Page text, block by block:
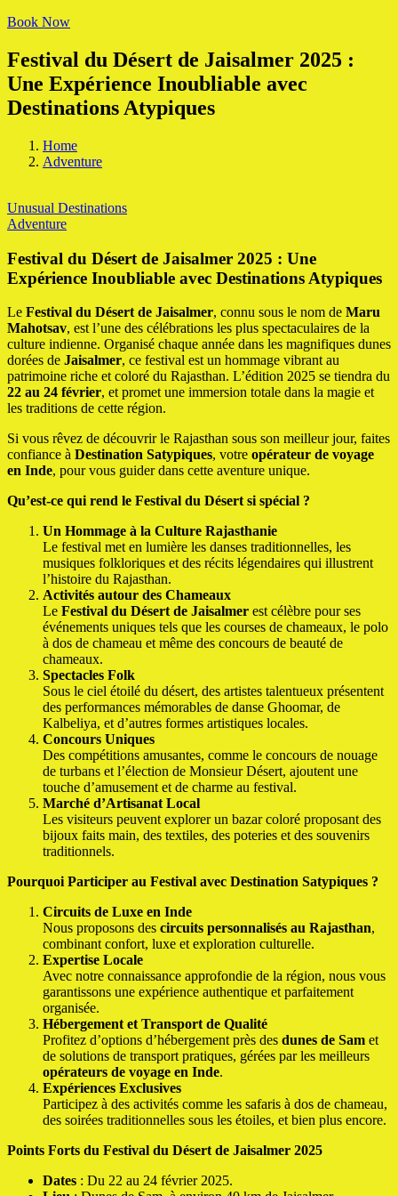
Book Now
Festival du Désert de Jaisalmer 2025 :
Une Expérience Inoubliable avec
Destinations Atypiques
Home
Adventure
Unusual Destinations
Adventure
Festival du Désert de Jaisalmer 2025 : Une
Expérience Inoubliable avec Destinations Atypiques
Le Festival du Désert de Jaisalmer, connu sous le nom de Maru
Mahotsav, est l’une des célébrations les plus spectaculaires de la
culture indienne. Organisé chaque année dans les magnifiques dunes
dorées de Jaisalmer, ce festival est un hommage vibrant au
patrimoine riche et coloré du Rajasthan. L’édition 2025 se tiendra du
22 au 24 février, et promet une immersion totale dans la magie et
les traditions de cette région.
Si vous rêvez de découvrir le Rajasthan sous son meilleur jour, faites
confiance à Destination Satypiques, votre opérateur de voyage
en Inde, pour vous guider dans cette aventure unique.
Qu’est-ce qui rend le Festival du Désert si spécial ?
Un Hommage à la Culture Rajasthanie
Le festival met en lumière les danses traditionnelles, les
musiques folkloriques et des récits légendaires qui illustrent
l’histoire du Rajasthan.
Activités autour des Chameaux
Le Festival du Désert de Jaisalmer est célèbre pour ses
événements uniques tels que les courses de chameaux, le polo
à dos de chameau et même des concours de beauté de
chameaux.
Spectacles Folk
Sous le ciel étoilé du désert, des artistes talentueux présentent
des performances mémorables de danse Ghoomar, de
Kalbeliya, et d’autres formes artistiques locales.
Concours Uniques
Des compétitions amusantes, comme le concours de nouage
de turbans et l’élection de Monsieur Désert, ajoutent une
touche d’amusement et de charme au festival.
Marché d’Artisanat Local
Les visiteurs peuvent explorer un bazar coloré proposant des
bijoux faits main, des textiles, des poteries et des souvenirs
traditionnels.
Pourquoi Participer au Festival avec Destination Satypiques ?
Circuits de Luxe en Inde
Nous proposons des circuits personnalisés au Rajasthan,
combinant confort, luxe et exploration culturelle.
Expertise Locale
Avec notre connaissance approfondie de la région, nous vous
garantissons une expérience authentique et parfaitement
organisée.
Hébergement et Transport de Qualité
Profitez d’options d’hébergement près des dunes de Sam et
de solutions de transport pratiques, gérées par les meilleurs
opérateurs de voyage en Inde.
Expériences Exclusives
Participez à des activités comme les safaris à dos de chameau,
des soirées traditionnelles sous les étoiles, et bien plus encore.
Points Forts du Festival du Désert de Jaisalmer 2025
Dates : Du 22 au 24 février 2025.